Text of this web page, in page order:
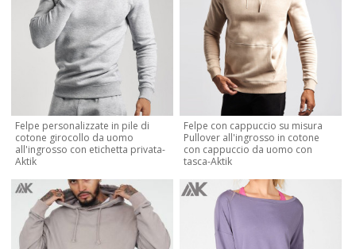
Felpe personalizzate in pile di
cotone girocollo da uomo
all'ingrosso con etichetta privata-
Aktik
Felpe con cappuccio su misura
Pullover all'ingrosso in cotone
con cappuccio da uomo con
tasca-Aktik